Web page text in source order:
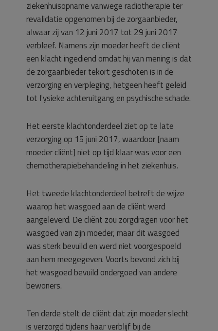
ziekenhuisopname vanwege radiotherapie ter
revalidatie opgenomen bij de zorgaanbieder,
alwaar zij van 12 juni 2017 tot 29 juni 2017
verbleef. Namens zijn moeder heeft de cliënt
een klacht ingediend omdat hij van mening is dat
de zorgaanbieder tekort geschoten is in de
verzorging en verpleging, hetgeen heeft geleid
tot fysieke achteruitgang en psychische schade.
Het eerste klachtonderdeel ziet op te late
verzorging op 15 juni 2017, waardoor [naam
moeder cliënt] niet op tijd klaar was voor een
chemotherapiebehandeling in het ziekenhuis.
Het tweede klachtonderdeel betreft de wijze
waarop het wasgoed aan de cliënt werd
aangeleverd. De cliënt zou zorgdragen voor het
wasgoed van zijn moeder, maar dit wasgoed
was sterk bevuild en werd niet voorgespoeld
aan hem meegegeven. Voorts bevond zich bij
het wasgoed bevuild ondergoed van andere
bewoners.
Ten derde stelt de cliënt dat zijn moeder slecht
is verzorgd tijdens haar verblijf bij de